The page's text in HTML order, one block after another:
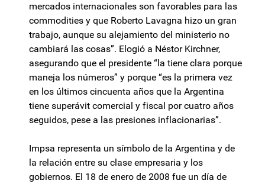
mercados internacionales son favorables para las
commodities y que Roberto Lavagna hizo un gran
trabajo, aunque su alejamiento del ministerio no
cambiará las cosas”. Elogió a Néstor Kirchner,
asegurando que el presidente “la tiene clara porque
maneja los números” y porque “es la primera vez
en los últimos cincuenta años que la Argentina
tiene superávit comercial y fiscal por cuatro años
seguidos, pese a las presiones inflacionarias”.
Impsa representa un símbolo de la Argentina y de
la relación entre su clase empresaria y los
gobiernos. El 18 de enero de 2008 fue un día de